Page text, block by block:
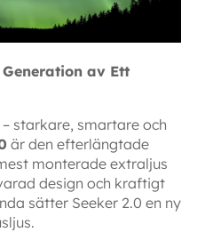
av Ett
starkare, smartare och
är den efterlängtade
monterade extraljus
design och kraftigt
sätter Seeker 2.0 en ny